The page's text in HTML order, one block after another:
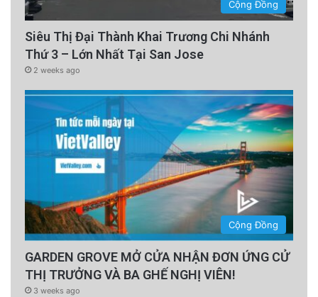
Cộng Đồng
Siêu Thị Đại Thành Khai Trương Chi Nhánh
Thứ 3 – Lớn Nhất Tại San Jose
2 weeks ago
Cộng Đồng
GARDEN GROVE MỞ CỬA NHẬN ĐƠN ỨNG CỬ
THỊ TRƯỞNG VÀ BA GHẾ NGHỊ VIÊN!
3 weeks ago